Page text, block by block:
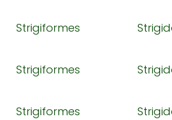
Strigiformes
Strigiformes
Strigiformes